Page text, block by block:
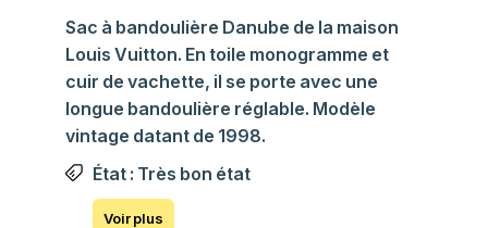
Sac à bandoulière Danube de la maison
Louis Vuitton. En toile monogramme et
cuir de vachette, il se porte avec une
longue bandoulière réglable. Modèle
vintage datant de 1998.
État : Très bon état